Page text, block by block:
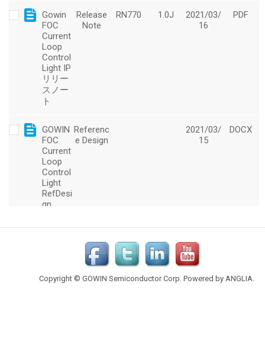
Copyright © GOWIN Semiconductor Corp. Powered by ANGLIA.